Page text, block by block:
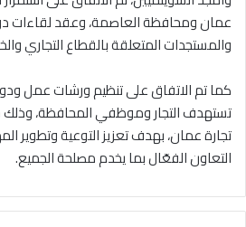
عمان ومحافظة العاصمة، وعقد لقاءات
والمستجدات المتعلقة بالقطاع التجاري
كما تم الاتفاق على تنظيم ورشات عمل
تستهدف التجار وموظفي المحافظة، وذلك
تجارة عمان، بهدف تعزيز التوعية وتطوير
التعاون الفعّال بما يخدم مصلحة الجميع.